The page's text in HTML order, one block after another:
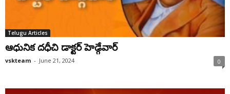
Telugu Articles
ఆధునిక దధీచి డాక్టర్‌ హెడ్గేవార్‌
vskteam - June 21, 2024 0